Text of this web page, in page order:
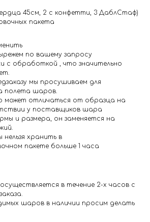
45см, 2 с конфетти, 3 ДаблСтаф)
пакета
по вашему запросу
с обработкой , что значительно
мы просушиваем для
полета шаров.
может отличаться от образца на
у поставщиков шара
и размера, он заменяется на
хранить в
пакете больше 1 часа
в течение 2-х часов с
шаров в наличии просим делать